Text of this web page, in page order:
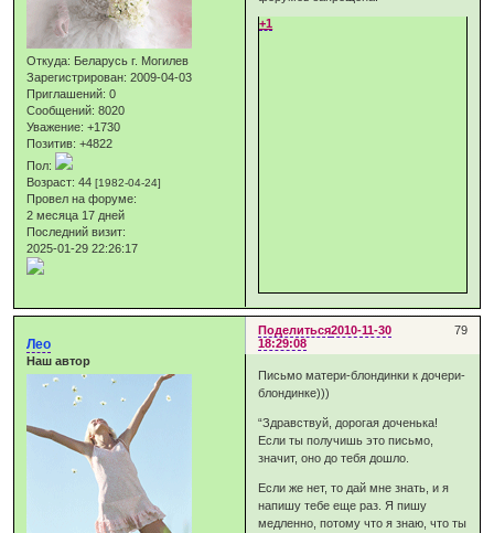
Откуда: Беларусь г. Могилев
Зарегистрирован: 2009-04-03
Приглашений: 0
Сообщений: 8020
Уважение: +1730
Позитив: +4822
Пол:
Возраст: 44[1982-04-24]
Провел на форуме:
2 месяца 17 дней
Последний визит:
2025-01-29 22:26:17
+1
Поделиться 79
2010-11-30
18:29:08
Лео
Наш автор
Письмо матери-блондинки к дочери-
блондинке)))
“Здравствуй, дорогая доченька!
Если ты получишь это письмо,
значит, оно до тебя дошло.
Если же нет, то дай мне знать, и я
напишу тебе еще раз. Я пишу
медленно, потому что я знаю, что ты